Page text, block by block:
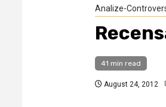
Analize-
41 min read
August 24, 2012